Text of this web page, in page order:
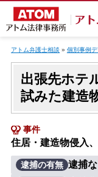
ホームに戻
アトム弁護士相談 » 個別事例
出張先ホテ
試みた建造
事件
住居・建造物侵入
逮捕の有無 逮捕